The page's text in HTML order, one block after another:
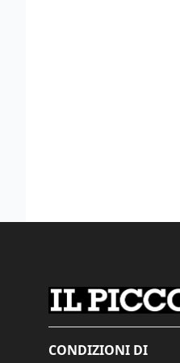
CONDIZIONI DI